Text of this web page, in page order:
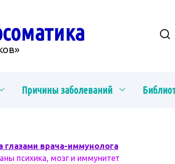
Причины заболеваний
глазами врача-иммунолога
психика, мозг и иммунитет